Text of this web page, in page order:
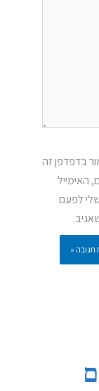
בדפדפן זה
האימייל
לפעם